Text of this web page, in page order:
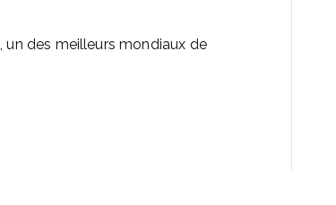
un des meilleurs mondiaux de